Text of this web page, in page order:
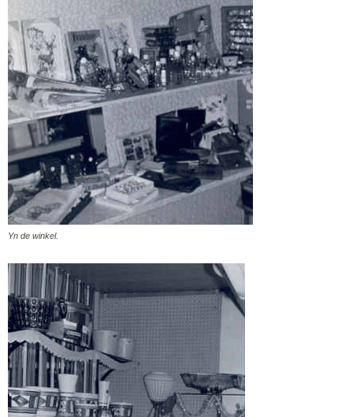
Yn de winkel.